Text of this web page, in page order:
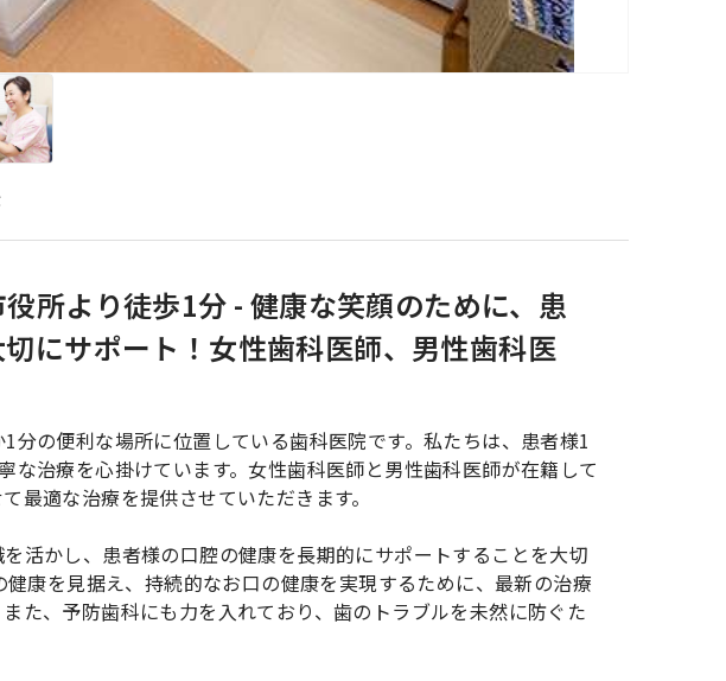
役所より徒歩1分 - 健康な笑顔のために、患
にサポート！女性歯科医師、男性歯科医
分の便利な場所に位置している歯科医院です。私たちは、患者様1
な治療を心掛けています。女性歯科医師と男性歯科医師が在籍して
最適な治療を提供させていただきます。
活かし、患者様の口腔の健康を長期的にサポートすることを大切
康を見据え、持続的なお口の健康を実現するために、最新の治療
た、予防歯科にも力を入れており、歯のトラブルを未然に防ぐた